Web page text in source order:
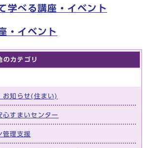
学べる講座・イベント
・イベント
のカテゴリ
お知らせ(住まい)
心すまいセンター
管理支援